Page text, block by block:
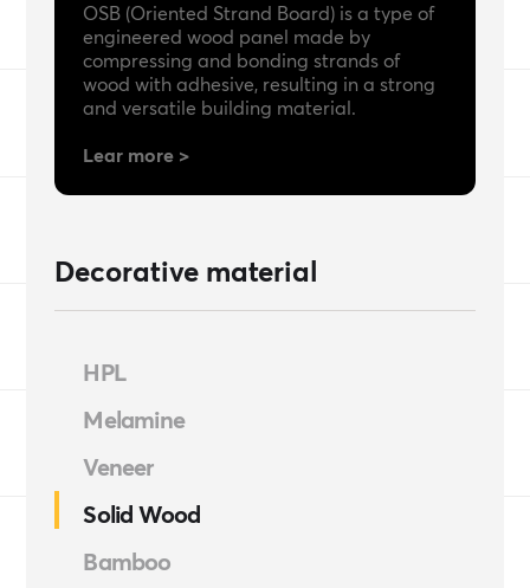
OSB (Oriented Strand Board) is a type of
engineered wood panel made by
compressing and bonding strands of
wood with adhesive, resulting in a strong
and versatile building material.
Lear more >
Decorative material
HPL
Melamine
Veneer
Solid Wood
Bamboo